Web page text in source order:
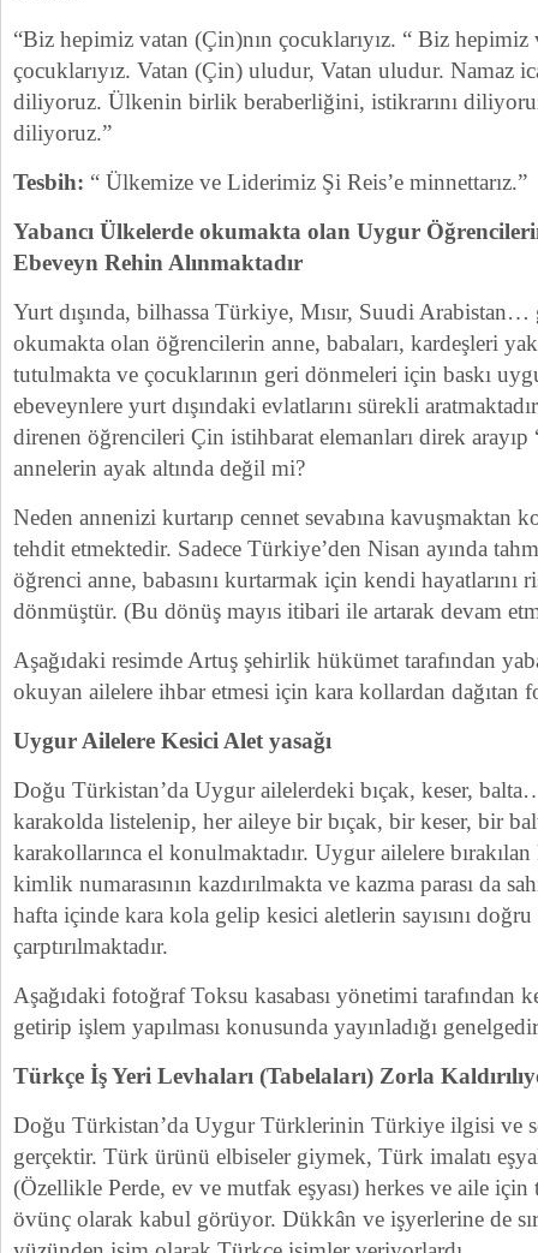
“Biz hepimiz vatan (Çin)nın çocuklarıyız. “ Biz hepimiz
çocuklarıyız. Vatan (Çin) uludur, Vatan uludur. Namaz
diliyoruz. Ülkenin birlik beraberliğini, istikrarını
diliyoruz.”
Tesbih: “ Ülkemize ve Liderimiz Şi Reis’e minnettarız.”
Yabancı Ülkelerde okumakta olan Uygur
Ebeveyn Rehin Alınmaktadır
Yurt dışında, bilhassa Türkiye, Mısır, Suudi
okumakta olan öğrencilerin anne, babaları, kardeşleri
tutulmakta ve çocuklarının geri dönmeleri için baskı
ebeveynlere yurt dışındaki evlatlarını sürekli
direnen öğrencileri Çin istihbarat elemanları direk
annelerin ayak altında değil mi?
Neden annenizi kurtarıp cennet sevabına kavuşmaktan
tehdit etmektedir. Sadece Türkiye’den Nisan ayında
öğrenci anne, babasını kurtarmak için kendi hayatlarını
dönmüştür. (Bu dönüş mayıs itibari ile artarak devam
Aşağıdaki resimde Artuş şehirlik hükümet tarafından
okuyan ailelere ihbar etmesi için kara kollardan dağıtan
Uygur Ailelere Kesici Alet yasağı
Doğu Türkistan’da Uygur ailelerdeki bıçak, keser,
karakolda listelenip, her aileye bir bıçak, bir keser, bir
karakollarınca el konulmaktadır. Uygur ailelere
kimlik numarasının kazdırılmakta ve kazma parası da
hafta içinde kara kola gelip kesici aletlerin sayısını doğru
çarptırılmaktadır.
Aşağıdaki fotoğraf Toksu kasabası yönetimi tarafından
getirip işlem yapılması konusunda yayınladığı
Türkçe İş Yeri Levhaları (Tabelaları) Zorla
Doğu Türkistan’da Uygur Türklerinin Türkiye ilgisi ve
gerçektir. Türk ürünü elbiseler giymek, Türk imalatı
(Özellikle Perde, ev ve mutfak eşyası) herkes ve aile
övünç olarak kabul görüyor. Dükkân ve işyerlerine de